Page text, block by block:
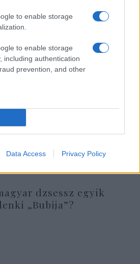
to enable storage
to enable storage
including authentication
prevention, and other
Data Access Privacy Policy
dzsessz egyik
„Bubija”?